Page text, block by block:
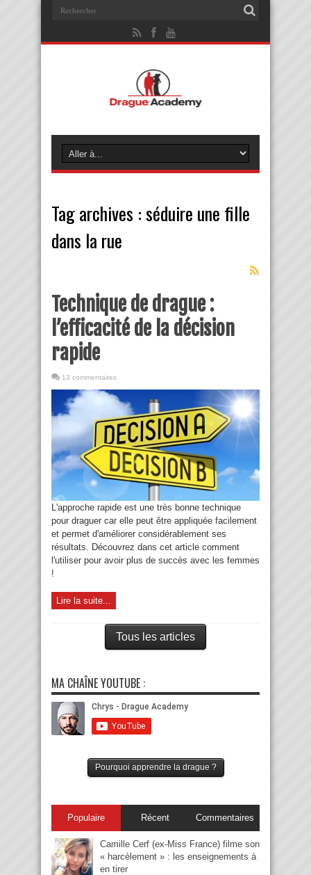
Tag archives :séduire une fille
dans la rue
Technique de drague :
l’efficacité de la décision
rapide
13 commentaires
L'approche rapide est une très bonne technique
pour draguer car elle peut être appliquée facilement
et permet d'améliorer considérablement ses
résultats. Découvrez dans cet article comment
l'utiliser pour avoir plus de succès avec les femmes
!
Lire la suite...
Tous les articles
MA CHAÎNE YOUTUBE :
Pourquoi apprendre la drague ?
Populaire Récent Commentaires
Camille Cerf (ex-Miss France) filme son
« harcèlement » : les enseignements à
en tirer